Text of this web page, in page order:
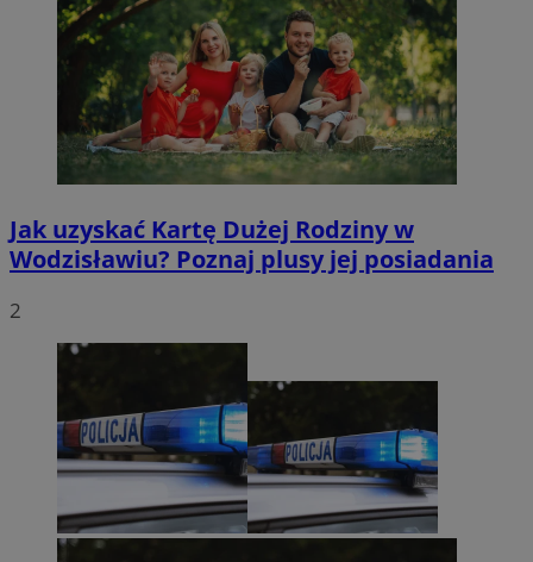
Jak uzyskać Kartę Dużej Rodziny w
Wodzisławiu? Poznaj plusy jej posiadania
2